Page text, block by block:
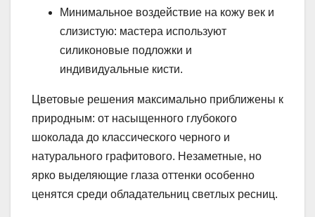
Минимальное воздействие на кожу век и
слизистую: мастера используют
силиконовые подложки и
индивидуальные кисти.
Цветовые решения максимально приближены к
природным: от насыщенного глубокого
шоколада до классического черного и
натурального графитового. Незаметные, но
ярко выделяющие глаза оттенки особенно
ценятся среди обладательниц светлых ресниц.